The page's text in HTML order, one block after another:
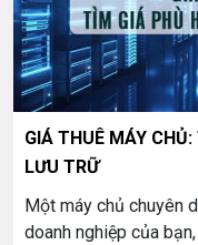
GIÁ THUÊ MÁY
LƯU TRỮ
Một máy chủ chuyên
doanh nghiệp của